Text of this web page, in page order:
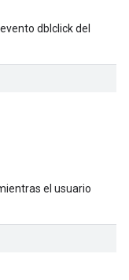
dblclick del
el usuario